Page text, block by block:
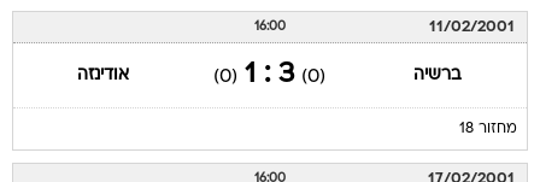
ברשיה (0)
3 : 1
(0) אודינזה
17/02/2001
אודינזה (1)
2 : 1
(0) ורונה